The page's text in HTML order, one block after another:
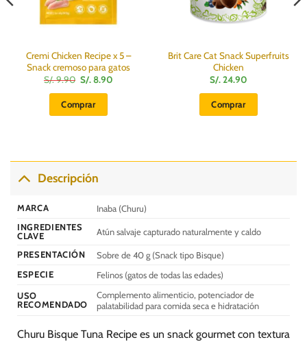
Cremi Chicken Recipe x 5 –
Snack cremoso para gatos
S/.9.90 El
precio
original
era:
S/.
S/.8.90
Comprar
Brit Care Cat Snack Superfruits
Chicken
S/.24.90
Comprar
Descripción
MARCA
Inaba (Churu)
INGREDIENTES
CLAVE
Atún salvaje capturado naturalmente y caldo
PRESENTACIÓN
Sobre de 40 g (Snack tipo Bisque)
ESPECIE
Felinos (gatos de todas las edades)
USO
RECOMENDADO
Complemento alimenticio, potenciador de
palatabilidad para comida seca e hidratación
Churu Bisque Tuna Recipe es un snack gourmet con textura